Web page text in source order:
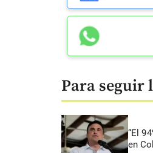
Para seguir
“El
en